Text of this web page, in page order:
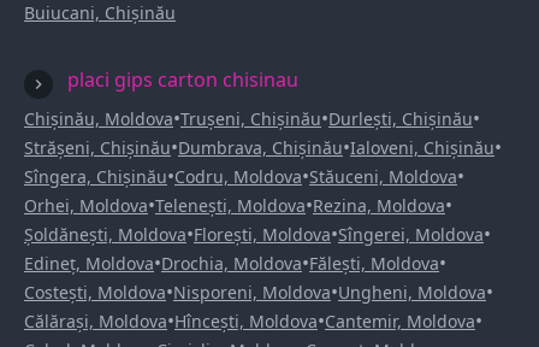
Buiucani, Chișinău
placi gips carton chisinau
Chișinău, Moldova•Trușeni, Chișinău•Durlești, Chișinău•
Strășeni, Chișinău•Dumbrava, Chișinău•Ialoveni, Chișinău•
Sîngera, Chișinău•Codru, Moldova•Stăuceni, Moldova•
Orhei, Moldova•Telenești, Moldova•Rezina, Moldova•
Șoldănești, Moldova•Florești, Moldova•Sîngerei, Moldova•
Edineț, Moldova•Drochia, Moldova•Fălești, Moldova•
Costești, Moldova•Nisporeni, Moldova•Ungheni, Moldova•
Călărași, Moldova•Hîncești, Moldova•Cantemir, Moldova•